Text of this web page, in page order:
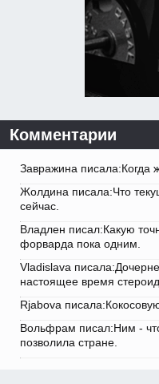
Комментарии
Завражина писала:Когда
Жолдина писала:Что
сейчас.
Владлен писал:Какую
форварда пока одним.
Vladislava
настоящее время
Rjabova
Вольфрам писал:Ним -
позволила стране.